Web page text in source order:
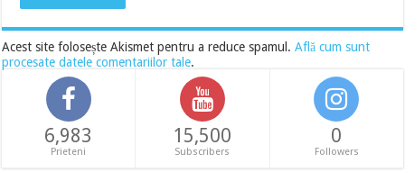
Acest site folosește Akismet pentru a reduce spamul.Află cum sunt
procesate datele comentariilor tale.
6,983
Prieteni
15,500
Subscribers
0
Followers